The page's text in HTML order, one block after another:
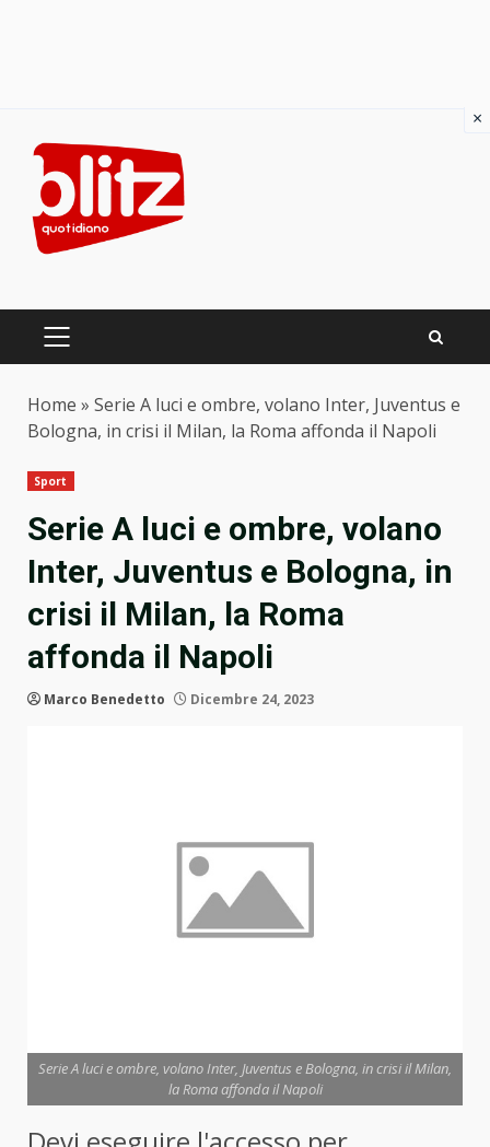
content
PRIMARY
Home » Serie A luci e ombre, volano Inter, Juventus e
Bologna, in crisi il Milan, la Roma affonda il Napoli
Sport
Serie A luci e ombre, volano
Inter, Juventus e Bologna, in
crisi il Milan, la Roma
affonda il Napoli
Marco Benedetto Dicembre 24, 2023
Serie A luci e ombre, volano Inter, Juventus e Bologna, in crisi il Milan,
la Roma affonda il Napoli
×